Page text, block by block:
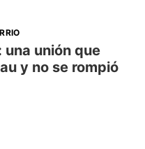
unión que
y no se rompió